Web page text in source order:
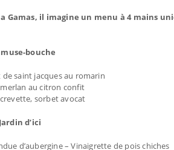
Gamas, il imagine un menu à 4 mains
bouche
saint jacques au romarin
au citron confit
sorbet avocat
Jardin d’ici
d’aubergine – Vinaigrette de pois chiches